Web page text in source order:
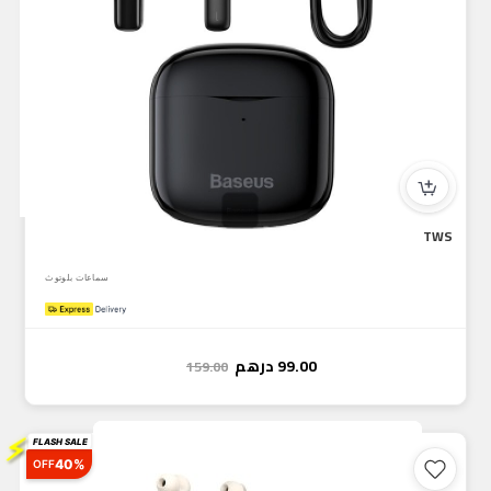
سماعات بلوتوث
99.00درهم 159.00
⚡ FLASH SALE
40%
OFF